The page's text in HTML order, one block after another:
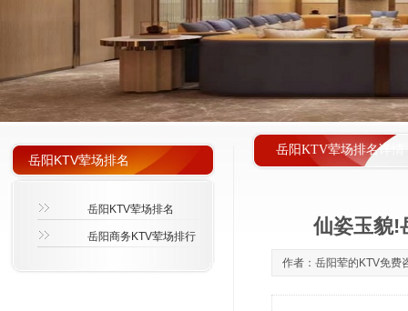
岳阳KTV荤场排名详情
岳阳KTV荤场排名
岳阳KTV荤场排名
岳阳商务KTV荤场排行 仙姿玉貌!
作者：岳阳荤的KTV免